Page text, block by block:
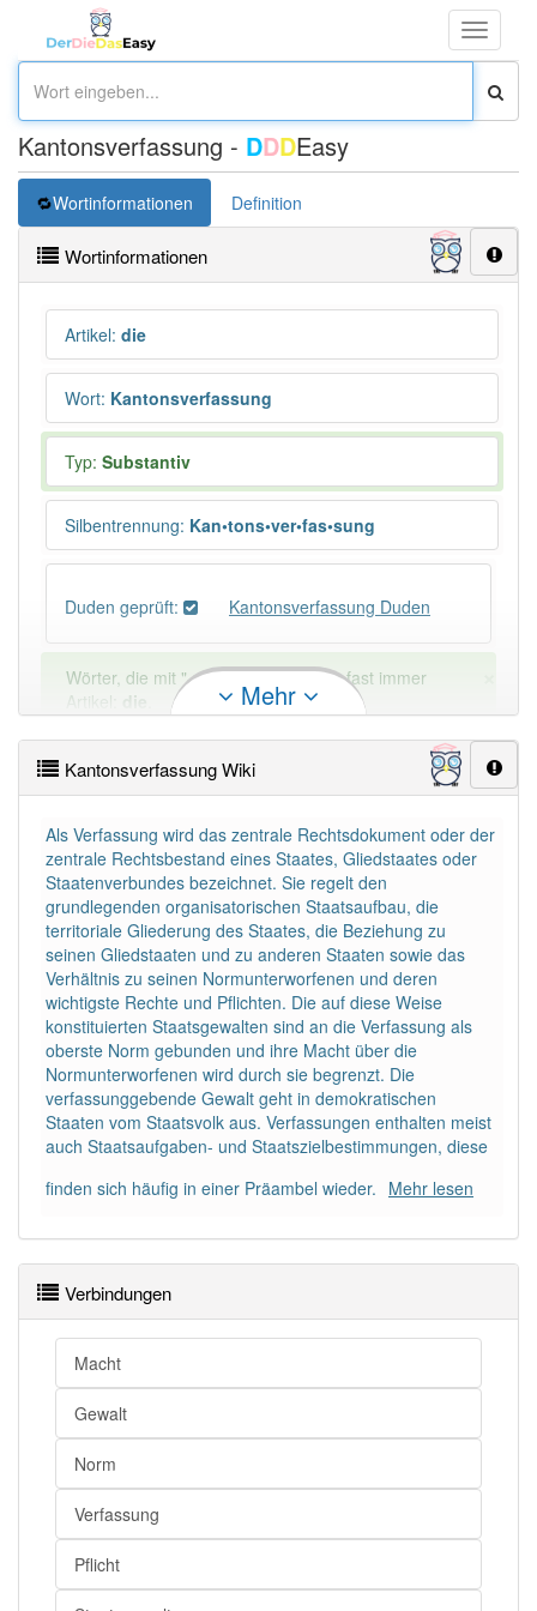
Toggle
Kantonsverfassung - DDDEasy
Wortinformationen Definition
Wortinformationen
Artikel: die
Wort: Kantonsverfassung
Typ: Substantiv
Silbentrennung: Kan•tons•ver•fas•sung
Duden geprüft: Kantonsverfassung Duden
Wörter, die mit "-ung" enden, haben fast immer
Artikel:
die
Ausnahmen
Beispiele
DIE:11 043
DAS: 2Ausnahmen Beispiele
PowerIndex:5
Häufigkeit: 4 von 10
Wörter mit Endung-kantonsverfassung: 1
Wörter mit Endung-kantonsverfassungaber mit
einem anderen Artikeldie: 0
schweizerisch
98% unserer Spielapp-Nutzer haben den Artikel
korrekt erraten.
Mehr
Kantonsverfassung Wiki
Als Verfassung wird das zentrale Rechts­dokument oder der
zentrale Rechtsbestand eines Staates, Gliedstaates oder
Staatenverbundes bezeichnet. Sie regelt den
grundlegenden organisatorischen Staatsaufbau, die
territoriale Gliederung des Staates, die Beziehung zu
seinen Gliedstaaten und zu anderen Staaten sowie das
Verhältnis zu seinen Normunterworfenen und deren
wichtigste Rechte und Pflichten. Die auf diese Weise
konstituierten Staatsgewalten sind an die Verfassung als
oberste Norm gebunden und ihre Macht über die
Normunterworfenen wird durch sie begrenzt. Die
verfassunggebende Gewalt geht in demokratischen
Staaten vom Staatsvolk aus. Verfassungen enthalten meist
auch Staatsaufgaben- und Staatsziel­bestimmungen, diese
finden sich häufig in einer Präambel wieder. Mehr lesen
Verbindungen
Macht
Gewalt
Norm
Verfassung
Pflicht